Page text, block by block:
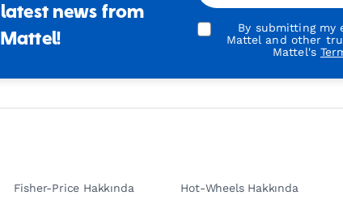
latest news from
Mattel!
By submitting my
Mattel and other
Mattel's
Fisher-Price Hakkında Hot-Wheels Hakkında